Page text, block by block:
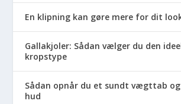
En klipning kan gøre mere for dit
Gallakjoler: Sådan vælger du den
kropstype
Sådan opnår du et sundt vægttab
hud